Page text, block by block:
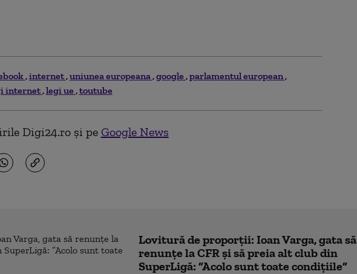
internet uniunea europeana google parlamentul european
internet legi ue toutube
Digi24.ro și pe Google News
Lovitură de proporții: Ioan Varga, gata să
renunțe la CFR și să preia alt club din
SuperLigă: ”Acolo sunt toate condițiile”